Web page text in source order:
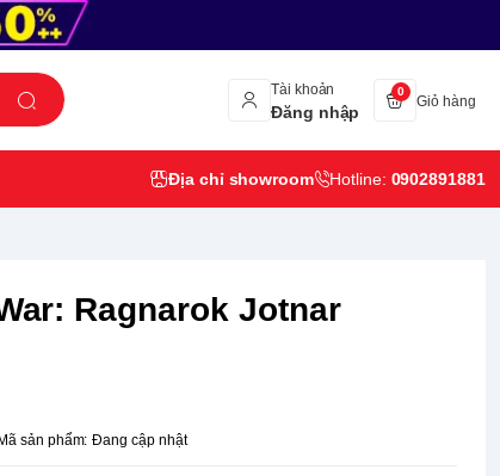
Tài khoản
Đăng nhập
0
Giỏ hàng
Địa chỉ showroom Hotline: 0902891881
Ragnarok Jotnar
sản phẩm: Đang cập nhật